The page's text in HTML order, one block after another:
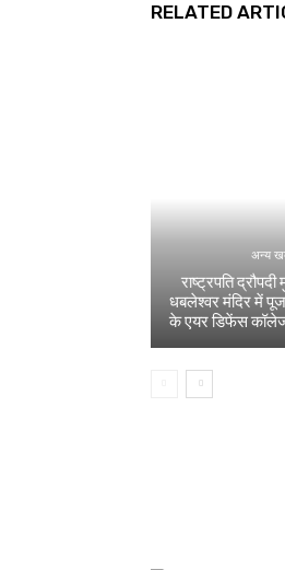
RELATED
अन्य
राष्ट्रपति
धबलेश्वर मंदिर में
के एयर डिफेंस कॉलेज